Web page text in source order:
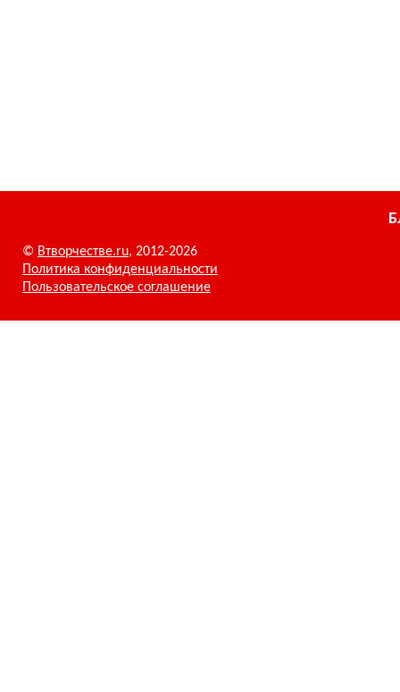
© Втворчестве.ru, 2012-2026
Политика конфиденциальности
Пользовательское соглашение